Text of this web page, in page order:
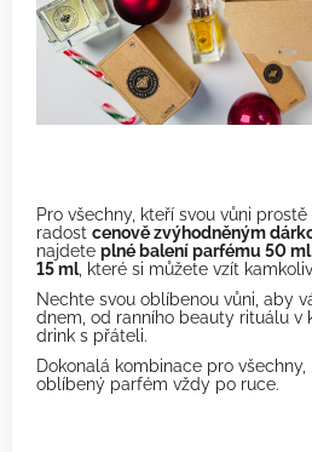
Pro všechny, kteří svou vůni
radost cenově zvýhodněným
najdete plné balení parfému 50 ml
15 ml, které si můžete vzít
Nechte svou oblíbenou vůni, aby
dnem, od ranního beauty rituálu v
drink s přáteli.
Dokonalá kombinace pro
oblíbený parfém vždy po ruce.